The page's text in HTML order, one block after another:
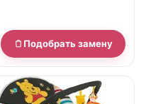
Подобрать замену